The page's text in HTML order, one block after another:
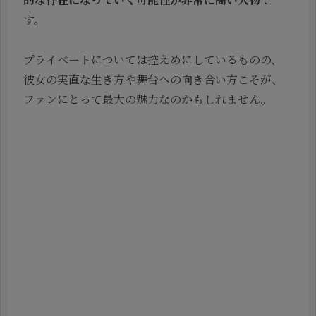
す。
プライベートについては控えめにしているものの、
彼女の実直な生き方や舞台への向き合い方こそが、
ファンにとって最大の魅力なのかもしれません。